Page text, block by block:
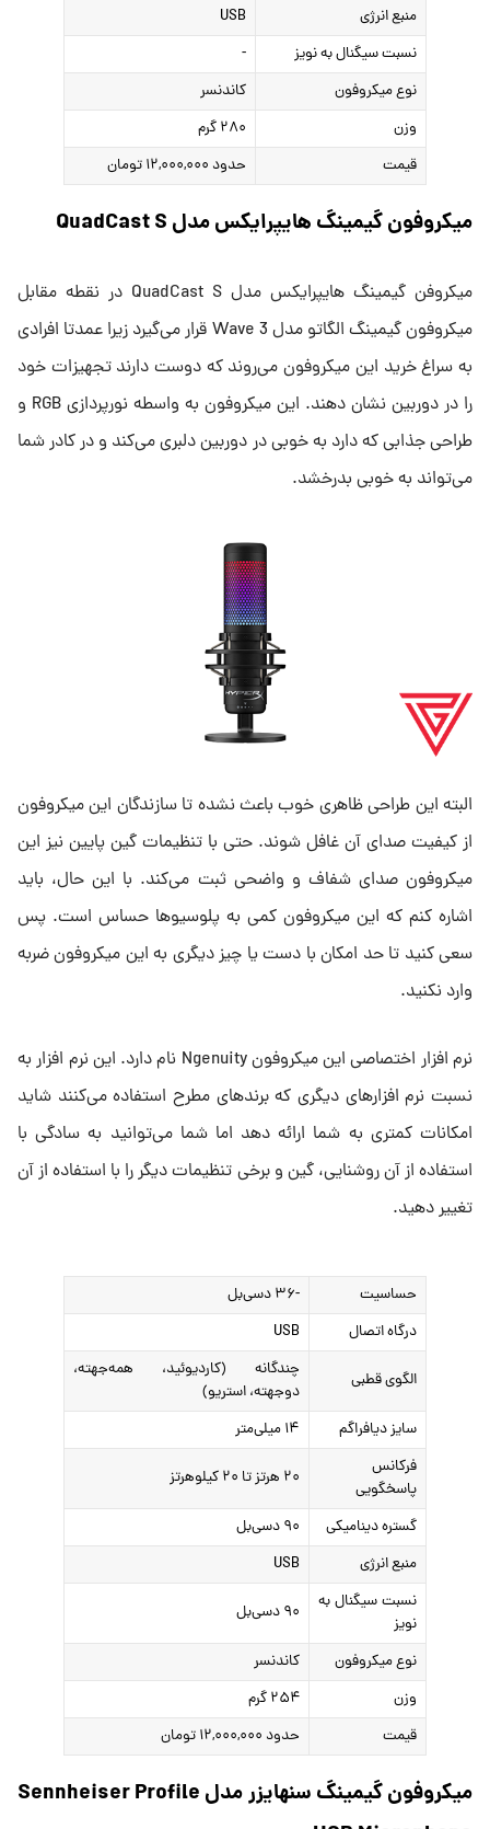
منبع انرژی
USB
نسبت سیگنال به نویز
-
نوع میکروفون
کاندنسر
وزن
۲۸۰ گرم
قیمت
حدود ۱۲,۰۰۰,۰۰۰ تومان
میکروفون گیمینگ هایپرایکس مدل QuadCast S
میکروفن گیمینگ هایپرایکس مدل QuadCast S در نقطه مقابل
میکروفون گیمینگ الگاتو مدل Wave 3 قرار می‌گیرد زیرا عمدتا افرادی
به سراغ خرید این میکروفون می‌روند که دوست دارند تجهیزات خود
را در دوربین نشان دهند. این میکروفون به واسطه نورپردازی RGB و
طراحی جذابی که دارد به خوبی در دوربین دلبری می‌کند و در کادر شما
می‌تواند به خوبی بدرخشد.
البته این طراحی ظاهری خوب باعث نشده تا سازندگان این میکروفون
از کیفیت صدای آن غافل شوند. حتی با تنظیمات گین پایین نیز این
میکروفون صدای شفاف و واضحی ثبت می‌کند. با این حال، باید
اشاره کنم که این میکروفون کمی به پلوسیوها حساس است. پس
سعی کنید تا حد امکان با دست یا چیز دیگری به این میکروفون ضربه
وارد نکنید.
نرم افزار اختصاصی این میکروفون Ngenuity نام دارد. این نرم افزار به
نسبت نرم افزارهای دیگری که برندهای مطرح استفاده می‌کنند شاید
امکانات کمتری به شما ارائه دهد اما شما می‌توانید به سادگی با
استفاده از آن روشنایی، گین و برخی تنظیمات دیگر را با استفاده از آن
تغییر دهید.
حساسیت
-۳۶ دسی‌بل
درگاه اتصال
USB
الگوی قطبی
چندگانه (کاردیوئید، همه‌جهته،
دوجهته، استریو)
سایز دیافراگم
۱۴ میلی‌متر
فرکانس
پاسخگویی
۲۰ هرتز تا ۲۰ کیلوهرتز
گستره دینامیکی
۹۰ دسی‌بل
منبع انرژی
USB
نسبت سیگنال به
نویز
۹۰ دسی‌بل
نوع میکروفون
کاندنسر
وزن
۲۵۴ گرم
قیمت
حدود ۱۲,۰۰۰,۰۰۰ تومان
میکروفون گیمینگ سنهایزر مدل Sennheiser Profile